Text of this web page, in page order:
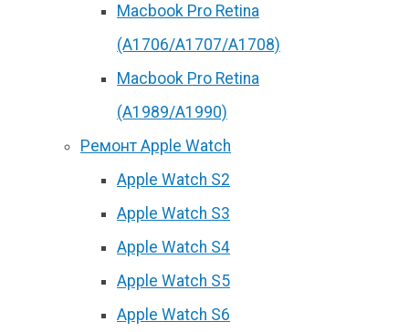
Macbook Pro Retina
(А1706/A1707/A1708)
Macbook Pro Retina
(А1989/A1990)
Ремонт Apple Watch
Apple Watch S2
Apple Watch S3
Apple Watch S4
Apple Watch S5
Apple Watch S6